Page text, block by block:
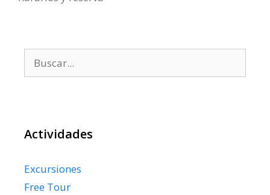
Actividades
Excursiones
Free Tour